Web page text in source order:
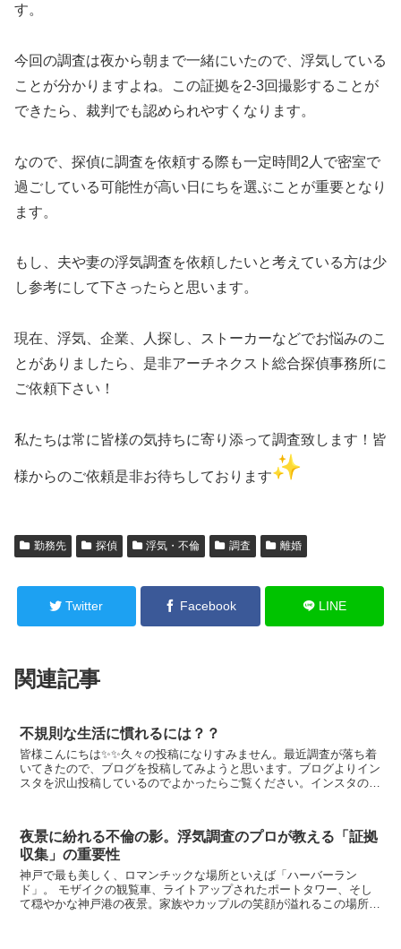
す。
今回の調査は夜から朝まで一緒にいたので、浮気している
ことが分かりますよね。この証拠を2-3回撮影することが
できたら、裁判でも認められやすくなります。
なので、探偵に調査を依頼する際も一定時間2人で密室で
過ごしている可能性が高い日にちを選ぶことが重要となり
ます。
もし、夫や妻の浮気調査を依頼したいと考えている方は少
し参考にして下さったらと思います。
現在、浮気、企業、人探し、ストーカーなどでお悩みのこ
とがありましたら、是非アーチネクスト総合探偵事務所に
ご依頼下さい！
私たちは常に皆様の気持ちに寄り添って調査致します！皆
様からのご依頼是非お待ちしております
勤務先 探偵 浮気・不倫 調査 離婚
Twitter Facebook LINE
関連記事
不規則な生活に慣れるには？？
皆様こんにちは✨✨久々の投稿になりすみません。最近調査が落ち着
いてきたので、ブログを投稿してみようと思います。ブログよりイン
スタを沢山投稿しているのでよかったらご覧ください。インスタのフ
夜景に紛れる不倫の影。浮気調査のプロが教える「証拠
収集」の重要性
神戸で最も美しく、ロマンチックな場所といえば「ハーバーラン
ド」。 モザイクの観覧車、ライトアップされたポートタワー、そし
て穏やかな神戸港の夜景。家族やカップルの笑顔が溢れるこの場所で